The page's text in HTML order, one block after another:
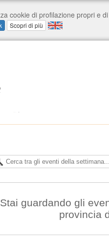
Stai guardando gli
provincia